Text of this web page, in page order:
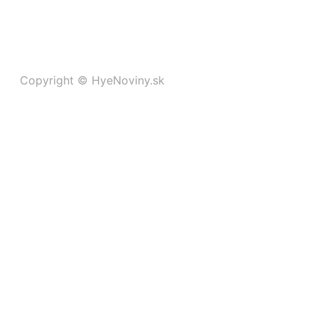
Copyright © HyeNoviny.sk